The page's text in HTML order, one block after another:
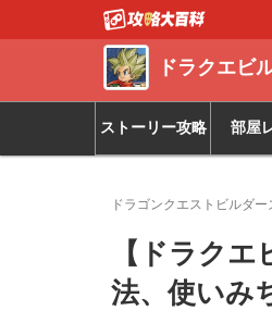
ドラクエビ
ストーリー攻略 部屋
ドラゴンクエストビルダー
【ドラク
法、使いみ